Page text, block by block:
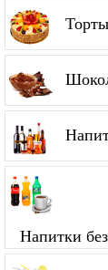
Торты
Напитки